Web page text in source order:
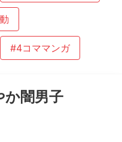
#4コママンガ
か闇男子